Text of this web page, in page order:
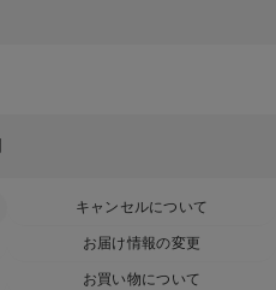
キャンセルについて
お届け情報の変更
お買い物について